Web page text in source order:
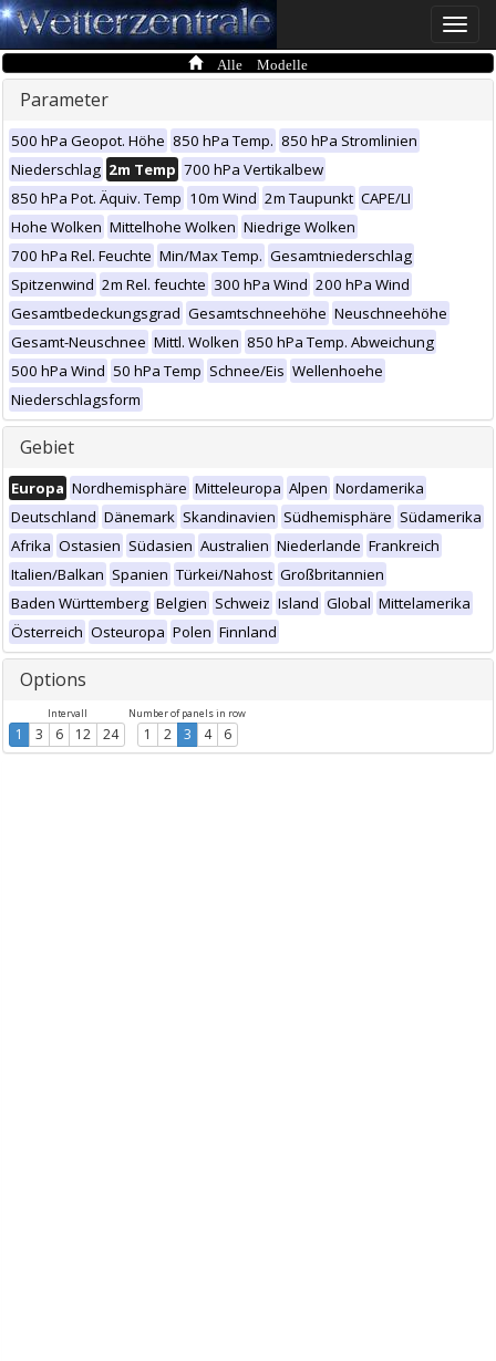
Toggle
Alle Modelle
Parameter
500 hPa Geopot. Höhe 850 hPa Temp. 850 hPa Stromlinien
Niederschlag 2m Temp 700 hPa Vertikalbew
850 hPa Pot. Äquiv. Temp 10m Wind 2m Taupunkt CAPE/LI
Hohe Wolken Mittelhohe Wolken Niedrige Wolken
700 hPa Rel. Feuchte Min/Max Temp. Gesamtniederschlag
Spitzenwind 2m Rel. feuchte 300 hPa Wind 200 hPa Wind
Gesamtbedeckungsgrad Gesamtschneehöhe Neuschneehöhe
Gesamt-Neuschnee Mittl. Wolken 850 hPa Temp. Abweichung
500 hPa Wind 50 hPa Temp Schnee/Eis Wellenhoehe
Niederschlagsform
Gebiet
Europa Nordhemisphäre Mitteleuropa Alpen Nordamerika
Deutschland Dänemark Skandinavien Südhemisphäre Südamerika
Afrika Ostasien Südasien Australien Niederlande Frankreich
Italien/Balkan Spanien Türkei/Nahost Großbritannien
Baden Württemberg Belgien Schweiz Island Global Mittelamerika
Österreich Osteuropa Polen Finnland
Options
Intervall
1 3 6 12 24
Number of panels in row
1 2 3 4 6